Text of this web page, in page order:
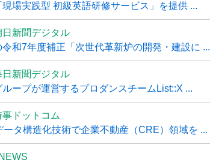
場実践型 初級英語研修サービス」を提供 ...
日新聞デジタル
令和7年度補正「次世代革新炉の開発・建設に ...
日新聞デジタル
ープが運営するプロダンスチームList::X ...
事ドットコム
タ構造化技術で企業不動産（CRE）領域を ...